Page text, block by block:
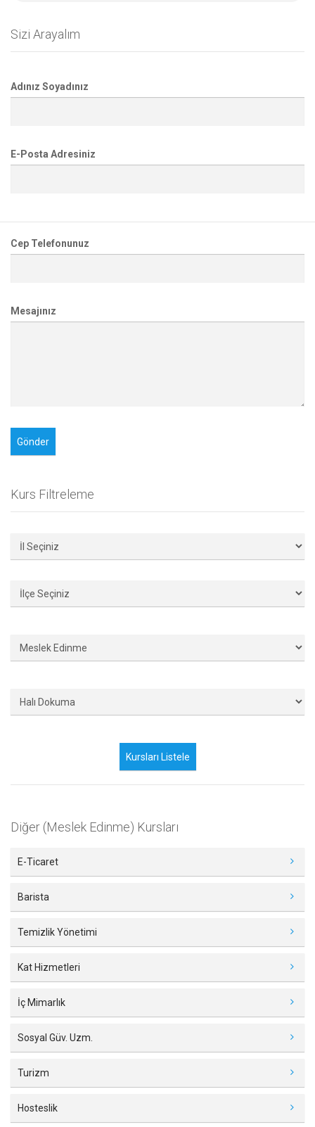
Sizi Arayalım
Adınız Soyadınız
E-Posta Adresiniz
Cep Telefonunuz
Mesajınız
Kurs Filtreleme
Diğer (Meslek Edinme) Kursları
E-Ticaret
Barista
Temizlik Yönetimi
Kat Hizmetleri
İç Mimarlık
Sosyal Güv. Uzm.
Turizm
Hosteslik